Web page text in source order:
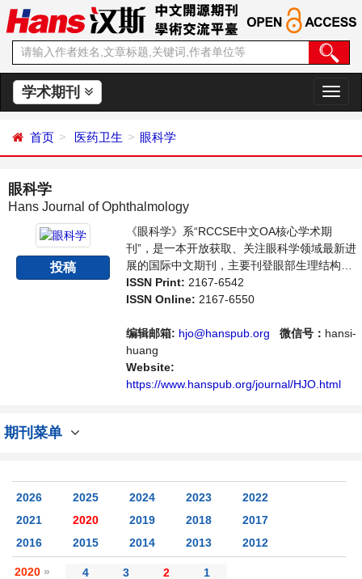
学术期刊
切
换
首页 医药卫生 眼科学
眼科学
Hans Journal of Ophthalmology
投稿
《眼科学》系“RCCSE中文OA核心学术期
刊”，是一本开放获取、关注眼科学领域最新进
展的国际中文期刊，主要刊登眼部生理结构分
析、眼部疾病的检查、病理与治疗等相关内容
的学术论文。本刊支持思想创新、学术创新，
体，旨在给世界范围内的科学家、学者、科研
人员提供一个传播、分享和讨论眼科学领域内
不同方向问题与发展的交流平台。
ISSN Print: 2167-6542
ISSN Online: 2167-6550
编辑邮箱: hjo@hanspub.org 微信号： hansi-
huang
Website:
https://www.hanspub.org/journal/HJO.html
期刊菜单
2026 2025 2024 2023
2022
2021
2020 2019 2018
2017
2016
2015 2014 2013 2012
2020 » 4 3 2 1